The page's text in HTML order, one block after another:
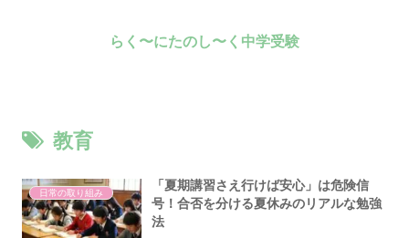
らく〜にたのし〜く中学受験
教育
日常の取り組み
「夏期講習さえ行けば安心」は危険信
号！合否を分ける夏休みのリアルな勉強
法